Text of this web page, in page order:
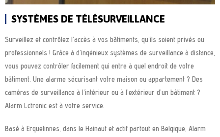
SYSTÈMES DE TÉLÉSURVEILLANCE
Surveillez et contrôlez l’accès à vos bâtiments, qu’ils soient privés ou
professionnels ! Grâce à d’ingénieux systèmes de surveillance à distance,
vous pouvez contrôler facilement qui entre à quel endroit de votre
bâtiment. Une alarme sécurisant votre maison ou appartement ? Des
caméras de surveillance à l’intérieur ou à l’extérieur d’un bâtiment ?
Alarm Lctronic est à votre service.
Basé à Erquelinnes, dans le Hainaut et actif partout en Belgique, Alarm